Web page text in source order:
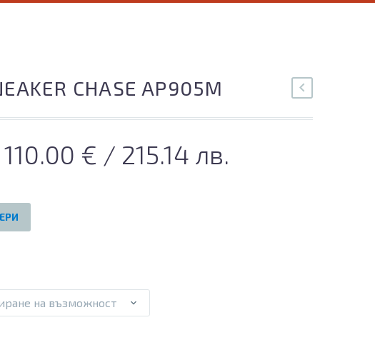
CHASE AP905M
Original
was:
145.00 €.
110.00 € Текущата
/ 215.14 лв.
на възможност